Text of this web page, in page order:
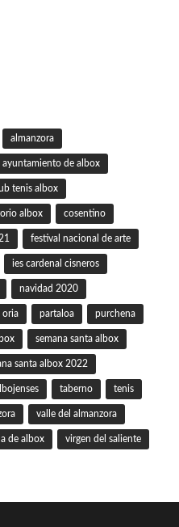
almanzora
ayuntamiento de albox
tenis albox
albox cosentino
festival nacional de arte
ies cardenal cisneros
navidad 2020
oria partaloa purchena
semana santa albox
santa albox 2022
taberno tenis
valle del almanzora
de albox virgen del saliente